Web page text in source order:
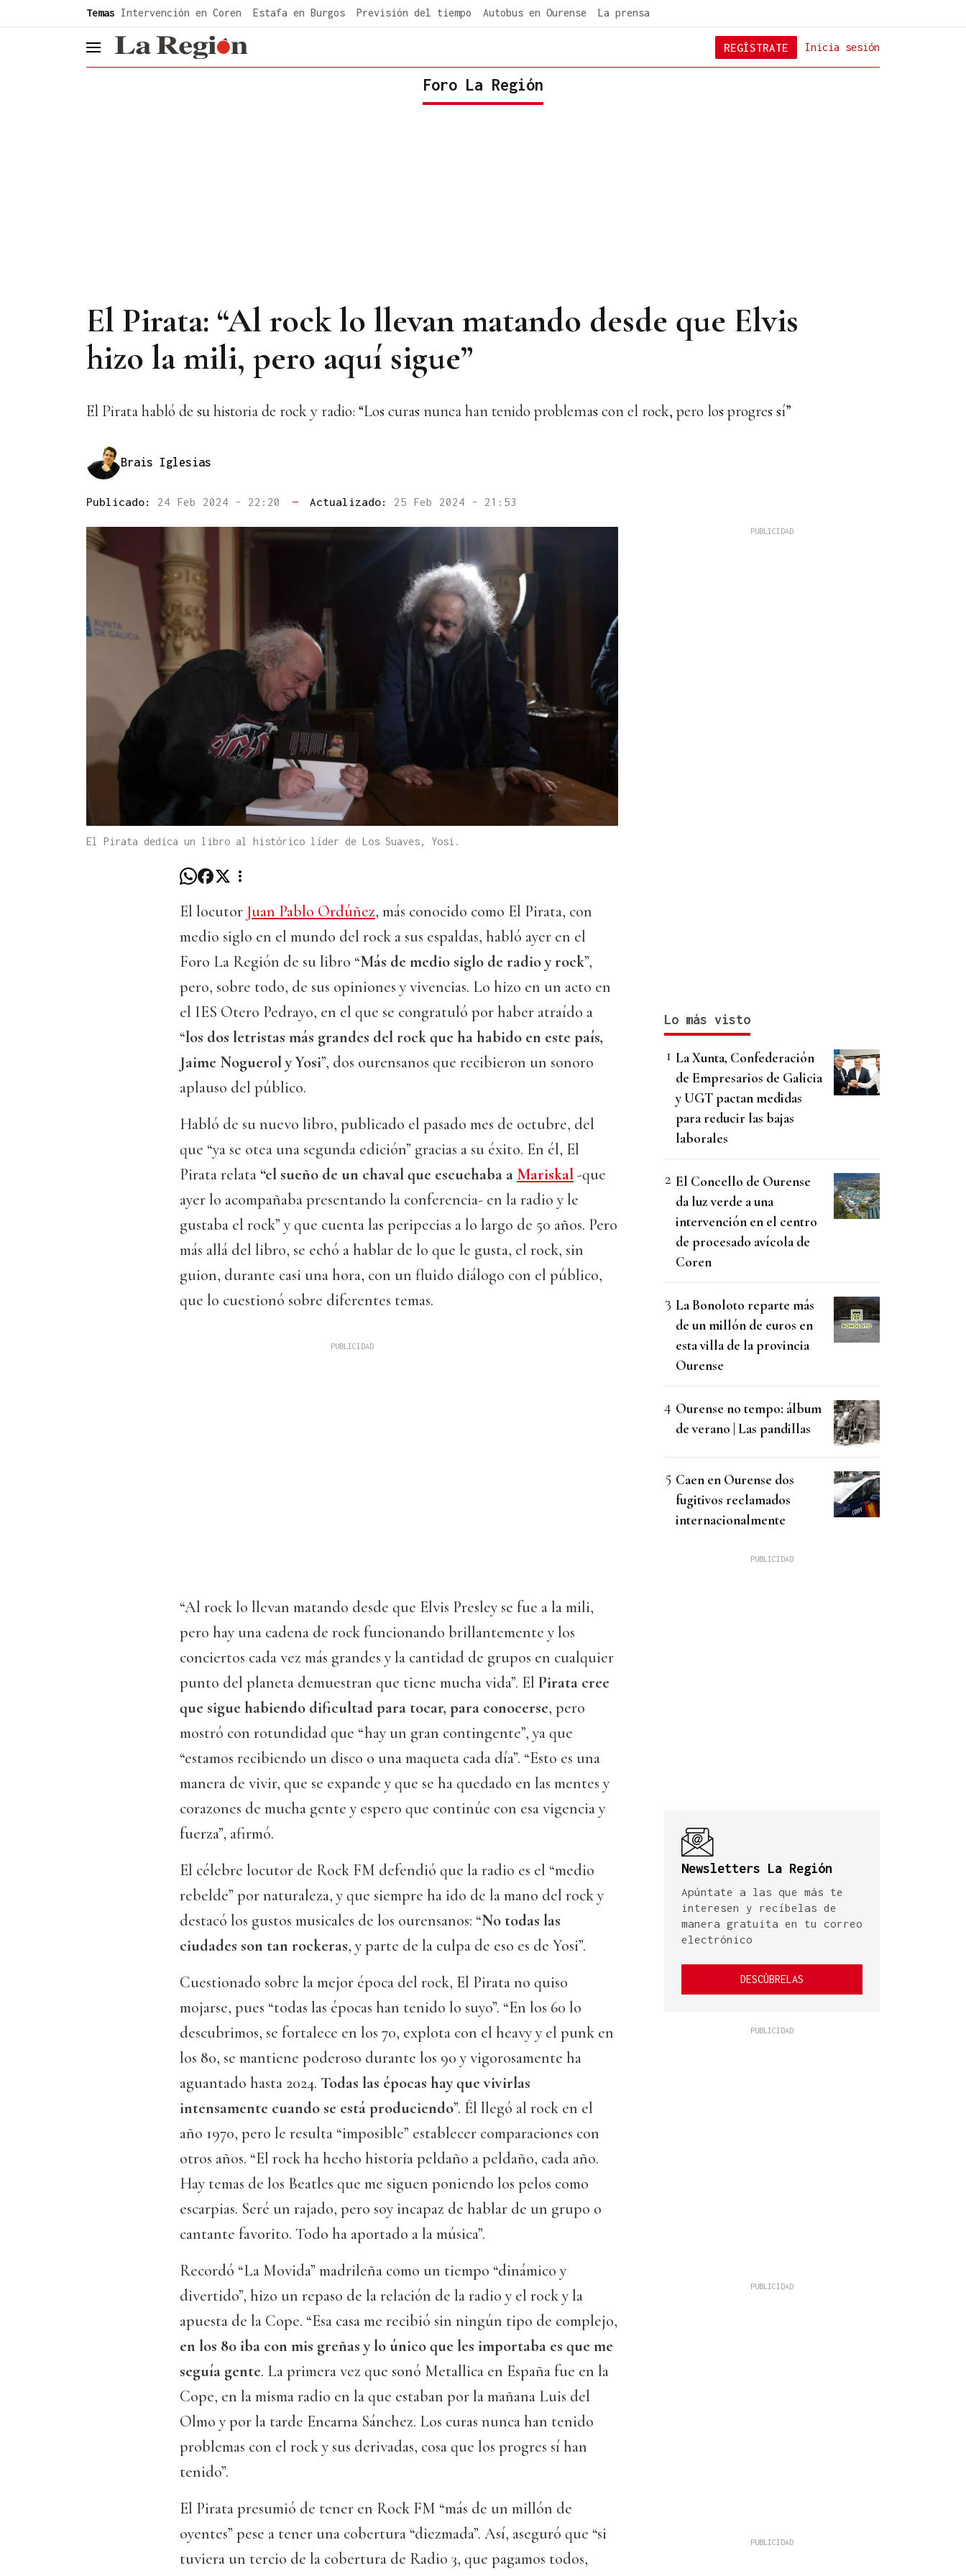
Temas Intervención en Coren Estafa en Burgos Previsión del tiempo Autobus en Ourense La prensa
header.menu.open Inicia sesión
REGÍSTRATE
Foro La Región
El Pirata: “Al rock lo llevan matando desde que Elvis
hizo la mili, pero aquí sigue”
El Pirata habló de su historia de rock y radio: “Los curas nunca han tenido problemas con el rock, pero los progres sí”
Brais Iglesias
Publicado: 24 Feb 2024 - 22:20 — Actualizado: 25 Feb 2024 - 21:53
El Pirata dedica un libro al histórico líder de Los Suaves, Yosi.
El locutor Juan Pablo Ordúñez, más conocido como El Pirata, con
medio siglo en el mundo del rock a sus espaldas, habló ayer en el
Foro La Región de su libro “Más de medio siglo de radio y rock”,
pero, sobre todo, de sus opiniones y vivencias. Lo hizo en un acto en
el IES Otero Pedrayo, en el que se congratuló por haber atraído a
“los dos letristas más grandes del rock que ha habido en este país,
Jaime Noguerol y Yosi”, dos ourensanos que recibieron un sonoro
aplauso del público.
Habló de su nuevo libro, publicado el pasado mes de octubre, del
que “ya se otea una segunda edición” gracias a su éxito. En él, El
Pirata relata“el sueño de un chaval que escuchaba a Mariskal-que
ayer lo acompañaba presentando la conferencia- en la radio y le
gustaba el rock” y que cuenta las peripecias a lo largo de 50 años. Pero
más allá del libro, se echó a hablar de lo que le gusta, el rock, sin
guion, durante casi una hora, con un fluido diálogo con el público,
que lo cuestionó sobre diferentes temas.
“Al rock lo llevan matando desde que Elvis Presley se fue a la mili,
pero hay una cadena de rock funcionando brillantemente y los
conciertos cada vez más grandes y la cantidad de grupos en cualquier
punto del planeta demuestran que tiene mucha vida”. El Pirata cree
que sigue habiendo dificultad para tocar, para conocerse, pero
mostró con rotundidad que “hay un gran contingente”, ya que
“estamos recibiendo un disco o una maqueta cada día”. “Esto es una
manera de vivir, que se expande y que se ha quedado en las mentes y
corazones de mucha gente y espero que continúe con esa vigencia y
fuerza”, afirmó.
El célebre locutor de Rock FM defendió que la radio es el “medio
rebelde” por naturaleza, y que siempre ha ido de la mano del rock y
destacó los gustos musicales de los ourensanos: “No todas las
ciudades son tan rockeras, y parte de la culpa de eso es de Yosi”.
Cuestionado sobre la mejor época del rock, El Pirata no quiso
mojarse, pues “todas las épocas han tenido lo suyo”. “En los 60 lo
descubrimos, se fortalece en los 70, explota con el heavy y el punk en
los 80, se mantiene poderoso durante los 90 y vigorosamente ha
aguantado hasta 2024. Todas las épocas hay que vivirlas
intensamente cuando se está produciendo”. Él llegó al rock en el
año 1970, pero le resulta “imposible” establecer comparaciones con
otros años. “El rock ha hecho historia peldaño a peldaño, cada año.
Hay temas de los Beatles que me siguen poniendo los pelos como
escarpias. Seré un rajado, pero soy incapaz de hablar de un grupo o
cantante favorito. Todo ha aportado a la música”.
Recordó “La Movida” madrileña como un tiempo “dinámico y
divertido”, hizo un repaso de la relación de la radio y el rock y la
apuesta de la Cope. “Esa casa me recibió sin ningún tipo de complejo,
en los 80 iba con mis greñas y lo único que les importaba es que me
seguía gente. La primera vez que sonó Metallica en España fue en la
Cope, en la misma radio en la que estaban por la mañana Luis del
Olmo y por la tarde Encarna Sánchez. Los curas nunca han tenido
problemas con el rock y sus derivadas, cosa que los progres sí han
tenido”.
El Pirata presumió de tener en Rock FM “más de un millón de
oyentes” pese a tener una cobertura “diezmada”. Así, aseguró que “si
tuviera un tercio de la cobertura de Radio 3, que pagamos todos,
Lo más visto
La Xunta, Confederación
de Empresarios de Galicia
y UGT pactan medidas
para reducir las bajas
laborales
El Concello de Ourense
da luz verde a una
intervención en el centro
de procesado avícola de
Coren
La Bonoloto reparte más
de un millón de euros en
esta villa de la provincia
Ourense
Ourense no tempo: álbum
de verano | Las pandillas
Caen en Ourense dos
fugitivos reclamados
internacionalmente
Newsletters La Región
Apúntate a las que más te
interesen y recíbelas de
manera gratuita en tu correo
electrónico
DESCÚBRELAS